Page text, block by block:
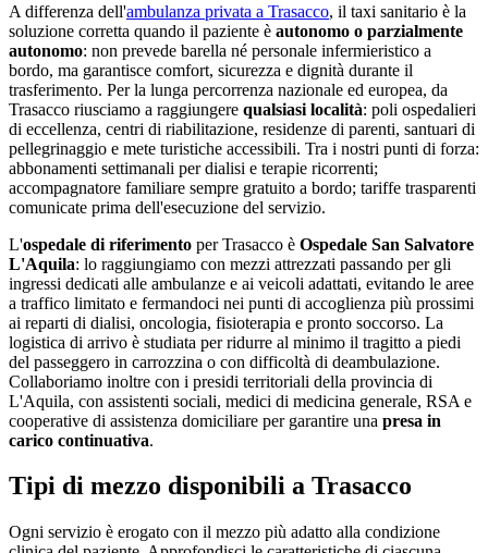
A differenza dell'ambulanza privata a Trasacco, il taxi sanitario è la
soluzione corretta quando il paziente è autonomo o parzialmente
autonomo: non prevede barella né personale infermieristico a
bordo, ma garantisce comfort, sicurezza e dignità durante il
trasferimento. Per la lunga percorrenza nazionale ed europea, da
Trasacco riusciamo a raggiungere qualsiasi località: poli ospedalieri
di eccellenza, centri di riabilitazione, residenze di parenti, santuari di
pellegrinaggio e mete turistiche accessibili. Tra i nostri punti di forza:
abbonamenti settimanali per dialisi e terapie ricorrenti;
accompagnatore familiare sempre gratuito a bordo; tariffe trasparenti
comunicate prima dell'esecuzione del servizio.
L'ospedale di riferimento perTrasacco è Ospedale San Salvatore
L'Aquila: lo raggiungiamo con mezzi attrezzati passando per gli
ingressi dedicati alle ambulanze e ai veicoli adattati, evitando le aree
a traffico limitato e fermandoci nei punti di accoglienza più prossimi
ai reparti di dialisi, oncologia, fisioterapia e pronto soccorso. La
logistica di arrivo è studiata per ridurre al minimo il tragitto a piedi
del passeggero in carrozzina o con difficoltà di deambulazione.
Collaboriamo inoltre con i presidi territoriali della provincia di
L'Aquila, con assistenti sociali, medici di medicina generale, RSA e
cooperative di assistenza domiciliare per garantire una presa in
carico continuativa.
Tipi di mezzo disponibili a Trasacco
Ogni servizio è erogato con il mezzo più adatto alla condizione